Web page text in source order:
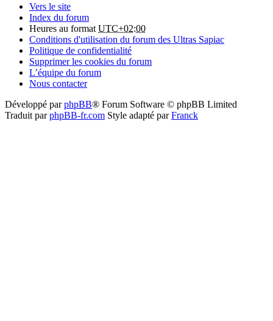
Vers le site
Index du forum
Heures au format UTC+02:00
Conditions d'utilisation du forum des Ultras Sapiac
Politique de confidentialité
Supprimer les cookies du forum
L’équipe du forum
Nous contacter
Développé parphpBB® Forum Software © phpBB Limited
Traduit parphpBB-fr.com Style adapté parFranck